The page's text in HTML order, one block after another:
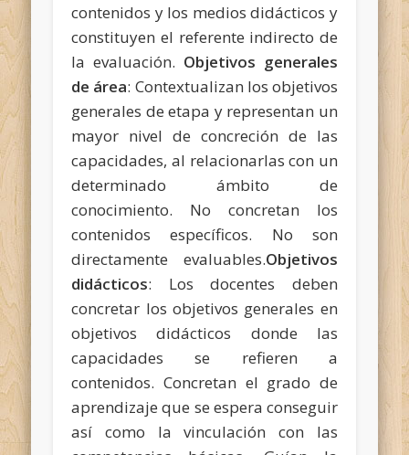
contenidos y los medios didácticos y
constituyen el referente indirecto de
la evaluación. Objetivos generales
de área: Contextualizan los objetivos
generales de etapa y representan un
mayor nivel de concreción de las
capacidades, al relacionarlas con un
determinado ámbito de
conocimiento. No concretan los
contenidos específicos. No son
directamente evaluables.Objetivos
didácticos: Los docentes deben
concretar los objetivos generales en
objetivos didácticos donde las
capacidades se refieren a
contenidos. Concretan el grado de
aprendizaje que se espera conseguir
así como la vinculación con las